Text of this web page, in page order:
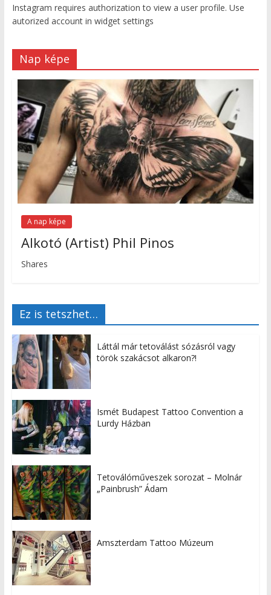
Instagram requires authorization to view a user profile. Use
autorized account in widget settings
Nap képe
A nap képe
Alkotó (Artist) Phil Pinos
Shares
Ez is tetszhet…
Láttál már tetoválást sózásról vagy
török szakácsot alkaron?!
Ismét Budapest Tattoo Convention a
Lurdy Házban
Tetoválóműveszek sorozat – Molnár
„Painbrush” Ádam
Amszterdam Tattoo Múzeum